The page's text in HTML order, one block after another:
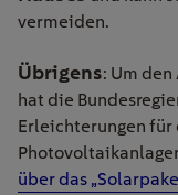
vermeiden.
Übrigens: Um
hat die
Erleichterungen für
über das